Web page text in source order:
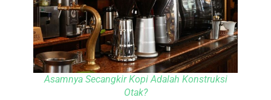
Asamnya Secangkir Kopi Adalah Konstruksi
Otak?